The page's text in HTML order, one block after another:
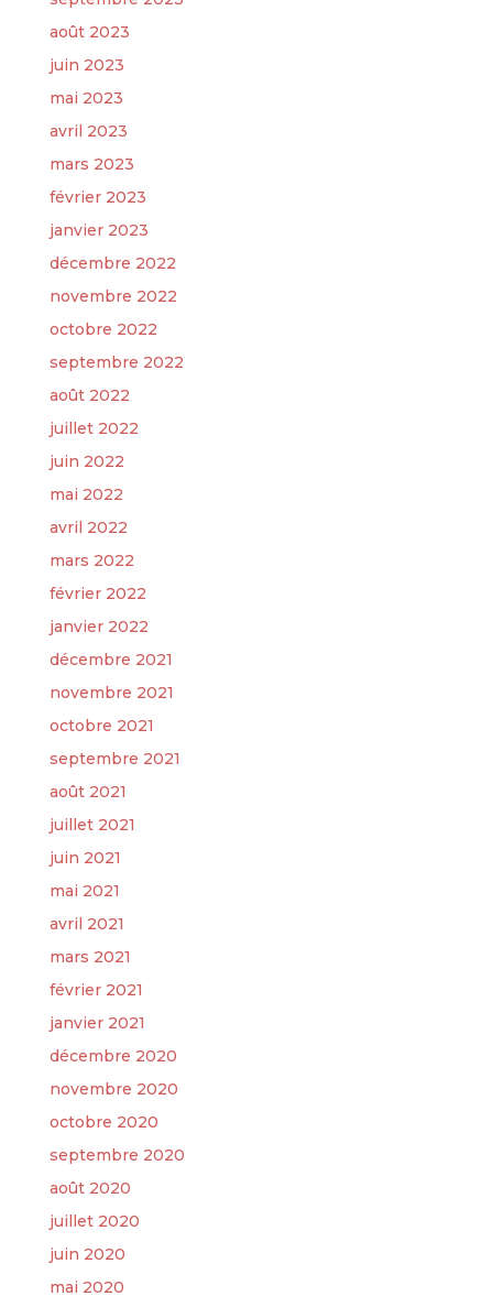
août 2023
juin 2023
mai 2023
avril 2023
mars 2023
février 2023
janvier 2023
décembre 2022
novembre 2022
octobre 2022
septembre 2022
août 2022
juillet 2022
juin 2022
mai 2022
avril 2022
mars 2022
février 2022
janvier 2022
décembre 2021
novembre 2021
octobre 2021
septembre 2021
août 2021
juillet 2021
juin 2021
mai 2021
avril 2021
mars 2021
février 2021
janvier 2021
décembre 2020
novembre 2020
octobre 2020
septembre 2020
août 2020
juillet 2020
juin 2020
mai 2020